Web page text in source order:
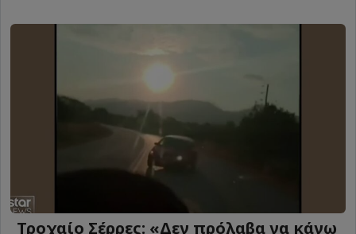
Τροχαίο Σέρρες: «Δεν πρόλαβα να κάνω